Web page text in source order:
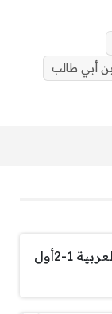
أبي طالب
حل اختبار الوحدة القرائية لمادة اللغة العربية 1-2‏أول